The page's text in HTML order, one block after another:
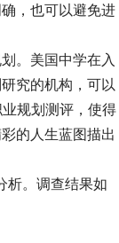
，也可以避免进
。美国中学在入
究的机构，可以
规划测评，使得
的人生蓝图描出
析。调查结果如